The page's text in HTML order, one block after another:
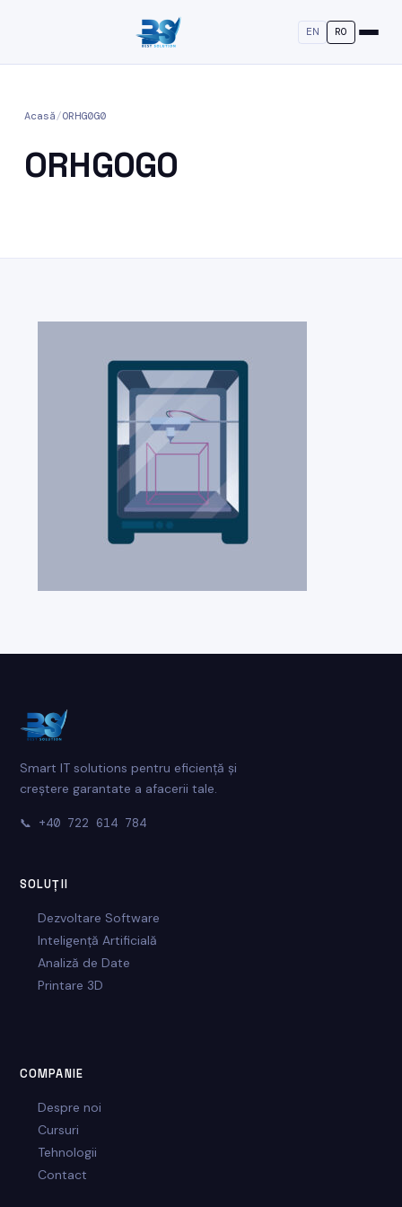
EN RO
Acasă/ORHG0G0
ORHG0G0
Smart IT solutions pentru eficiență și
creștere garantate a afacerii tale.
📞 +40 722 614 784
SOLUȚII
Dezvoltare Software
Inteligență Artificială
Analiză de Date
Printare 3D
COMPANIE
Despre noi
Cursuri
Tehnologii
Contact